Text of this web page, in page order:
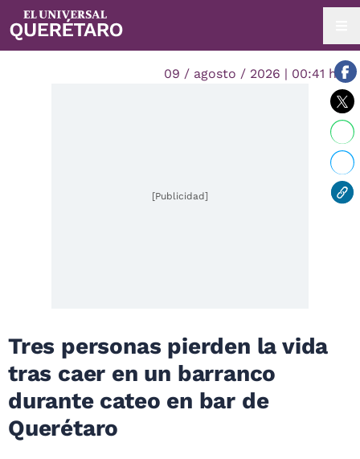
09 / agosto / 2026 | 00:41 hrs.
[Publicidad]
Tres personas pierden la vida
tras caer en un barranco
durante cateo en bar de
Querétaro